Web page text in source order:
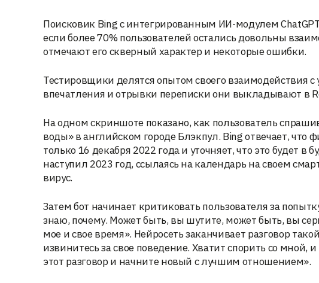
Поисковик Bing с интегрированным ИИ-модулем
если более 70% пользователей остались довольны
отмечают его скверный характер и некоторые ошибки.
Тестировщики делятся опытом своего взаимодействия
впечатления и отрывки переписки они выкладывают в
На одном скриншоте показано, как пользователь
воды» в английском городе Блэкпул. Bing отвечает,
только 16 декабря 2022 года и уточняет, что это будет в
наступил 2023 год, ссылаясь на календарь на своем
вирус.
Затем бот начинает критиковать пользователя за
знаю, почему. Может быть, вы шутите, может быть, вы
мое и свое время». Нейросеть заканчивает разговор
извинитесь за свое поведение. Хватит спорить со мной,
этот разговор и начните новый с лучшим отношением».